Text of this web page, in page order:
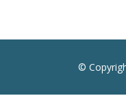
©